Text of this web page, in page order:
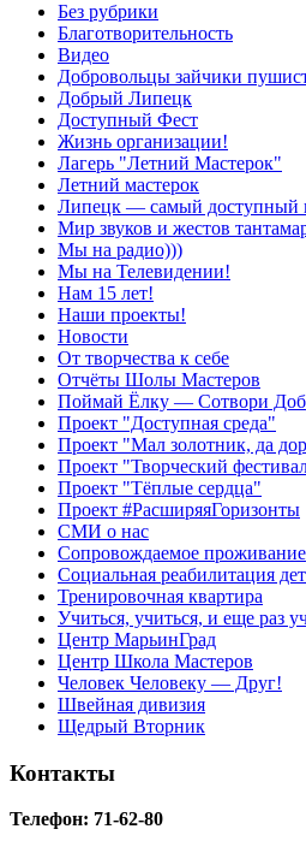
Без рубрики
Благотворительность
Видео
Добровольцы зайчики
Добрый Липецк
Доступный Фест
Жизнь организации!
Лагерь "Летний Мастерок"
Летний мастерок
Липецк — самый доступный
Мир звуков и жестов
Мы на радио)))
Мы на Телевидении!
Нам 15 лет!
Наши проекты!
Новости
От творчества к себе
Отчёты Шолы Мастеров
Поймай Ёлку — Сотвори
Проект "Доступная среда"
Проект "Мал золотник, да
Проект "Творческий
Проект "Тёплые сердца"
Проект #РасширяяГоризонты
СМИ о нас
Сопровождаемое проживание
Социальная реабилитация
Тренировочная квартира
Учиться, учиться, и еще раз
Центр МарьинГрад
Центр Школа Мастеров
Человек Человеку — Друг!
Швейная дивизия
Щедрый Вторник
Контакты
Телефон: 71-62-80